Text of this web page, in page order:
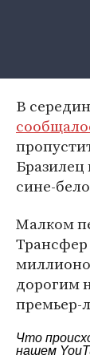
В
сине-
Малком
дорогим
премьер-
Что
нашем